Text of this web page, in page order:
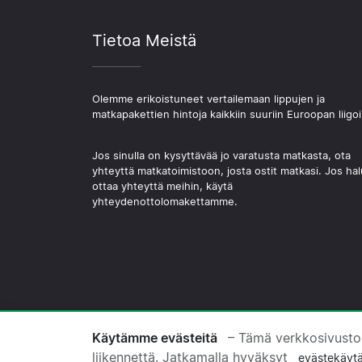
Tietoa Meistä
Olemme erikoistuneet vertailemaan lippujen ja
matkapakettien hintoja kaikkiin suuriin Euroopan
Jos sinulla on kysyttävää jo varatusta matkasta, ota
yhteyttä matkatoimistoon, josta ostit matkasi. Jos
ottaa yhteyttä meihin, käytä
yhteydenottolomakettamme.
© 2026 Copyright
Käytämme evästeitä
– Tämä
liikennettä. Jatkamalla hyväksyt